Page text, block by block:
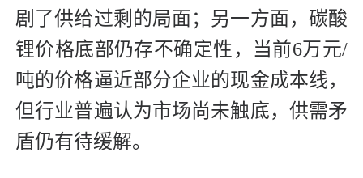
剧了供给过剩的局面；另一方面，碳酸
锂价格底部仍存不确定性，当前6万元/
吨的价格逼近部分企业的现金成本线，
但行业普遍认为市场尚未触底，供需矛
盾仍有待缓解。